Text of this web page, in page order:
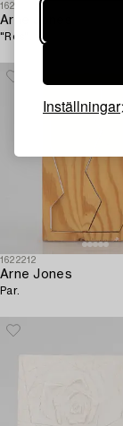
Inställningar
1622191
Arne Jones
"Ros".
1622212
Arne Jones
Par.